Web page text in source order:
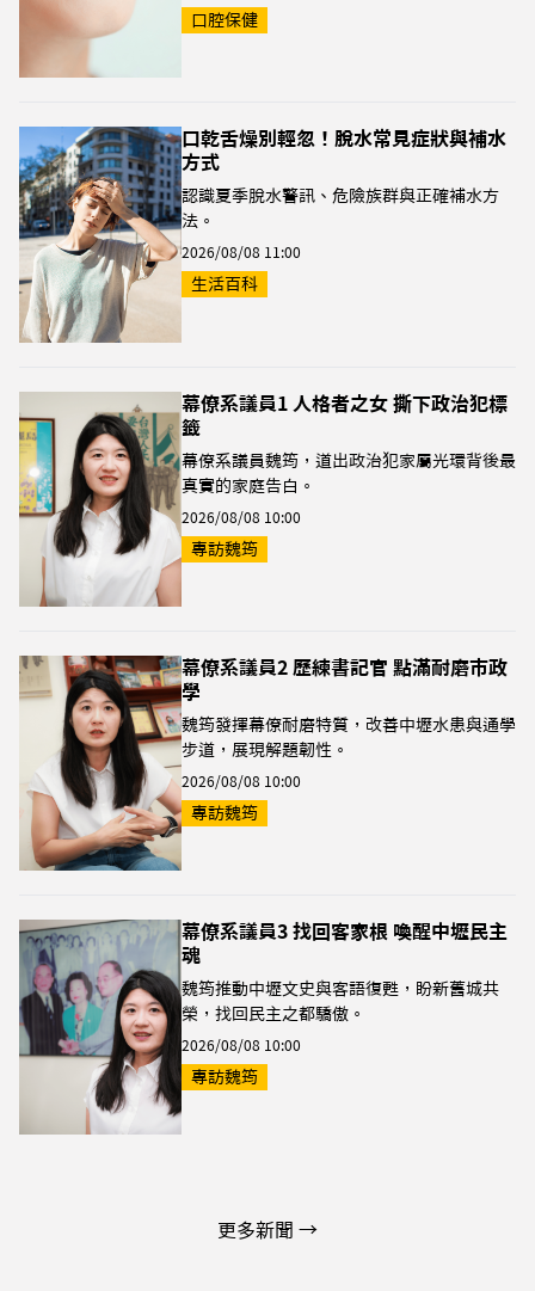
口腔保健
口乾舌燥別輕忽！脫水常見症狀與補水
方式
認識夏季脫水警訊、危險族群與正確補水方
法。
2026/08/08 11:00
生活百科
幕僚系議員1 人格者之女 撕下政治犯標
籤
幕僚系議員魏筠，道出政治犯家屬光環背後最
真實的家庭告白。
2026/08/08 10:00
專訪魏筠
幕僚系議員2 歷練書記官 點滿耐磨市政
學
魏筠發揮幕僚耐磨特質，改善中壢水患與通學
步道，展現解題韌性。
2026/08/08 10:00
專訪魏筠
幕僚系議員3 找回客家根 喚醒中壢民主
魂
魏筠推動中壢文史與客語復甦，盼新舊城共
榮，找回民主之都驕傲。
2026/08/08 10:00
專訪魏筠
更多新聞 →